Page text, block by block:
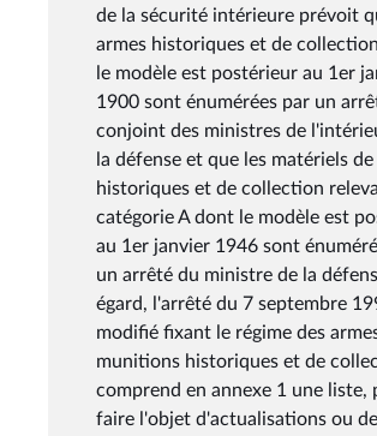
de la sécurité intérieure prévoit
armes historiques et de
le modèle est postérieur au 1er
1900 sont énumérées par un
conjoint des ministres de
la défense et que les matériels
historiques et de collection
catégorie A dont le modèle est
au 1er janvier 1946 sont
un arrêté du ministre de la
égard, l'arrêté du 7 septembre
modifié fixant le régime des
munitions historiques et de
comprend en annexe 1 une liste,
faire l'objet d'actualisations ou de